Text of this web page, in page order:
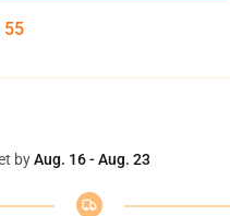
55
byAug. 16 - Aug. 23